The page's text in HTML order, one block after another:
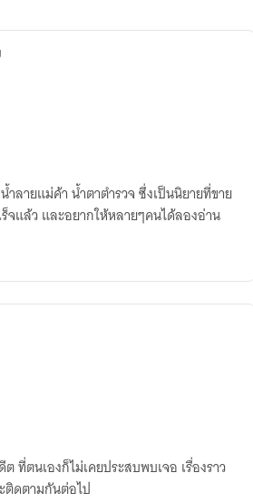
ำลายแม่ค้า น้ำตาตำรวจ ซึ่งเป็นนิยายที่ขาย
จแล้ว และอยากให้หลายๆคนได้ลองอ่าน
ที่ตนเองก็ไม่เคยประสบพบเจอ เรื่องราว
ติดตามกันต่อไป